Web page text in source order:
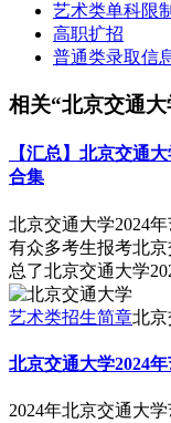
艺术类单科限制
高职扩招
普通类录取信
相关“北京交通
【汇总】北京交通
合集
北京交通大学2024
有众多考生报考北
总了北京交通大学
艺术类招生简章北京
北京交通大学2024
2024年北京交通大